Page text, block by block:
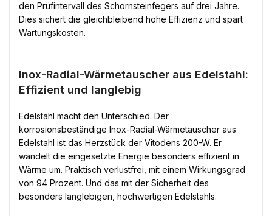
den Prüfintervall des Schornsteinfegers auf drei Jahre.
Dies sichert die gleichbleibend hohe Effizienz und spart
Wartungskosten.
Inox-Radial-Wärmetauscher aus Edelstahl:
Effizient und langlebig
Edelstahl macht den Unterschied. Der
korrosionsbeständige Inox-Radial-Wärmetauscher aus
Edelstahl ist das Herzstück der Vitodens 200-W. Er
wandelt die eingesetzte Energie besonders effizient in
Wärme um. Praktisch verlustfrei, mit einem Wirkungsgrad
von 94 Prozent. Und das mit der Sicherheit des
besonders langlebigen, hochwertigen Edelstahls.